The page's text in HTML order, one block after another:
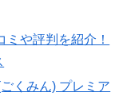
や評判を紹介！
くみん) プレミア